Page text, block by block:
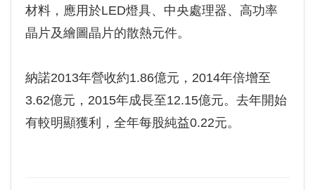
材料，應用於LED燈具、中央處理器、高功率
晶片及繪圖晶片的散熱元件。
納諾2013年營收約1.86億元，2014年倍增至
3.62億元，2015年成長至12.15億元。去年開始
有較明顯獲利，全年每股純益0.22元。